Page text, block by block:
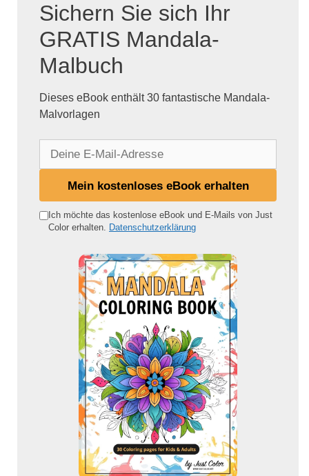
Sichern Sie sich Ihr
GRATIS Mandala-
Malbuch
Dieses eBook enthält 30 fantastische Mandala-
Malvorlagen
e
Mein kostenloses eBook erhalten
Ich möchte das kostenlose eBook und E-Mails von Just
Color erhalten.
Datenschutzerklärung